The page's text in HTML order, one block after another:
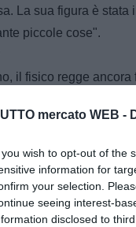
mercato WEB -
you wish to opt-out of the
information for
your selection.
seeing interest-
disclosed to
La sua figura è
piccole cose".
il fisico regge
il mio contributo in
A della
con DAZN!